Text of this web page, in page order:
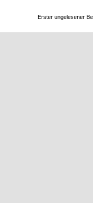
Erster ungelesener